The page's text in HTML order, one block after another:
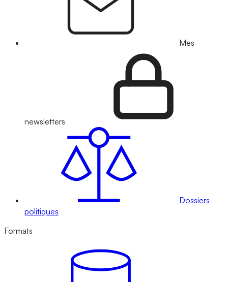
Mes
newsletters
Dossiers
politiques
Formats